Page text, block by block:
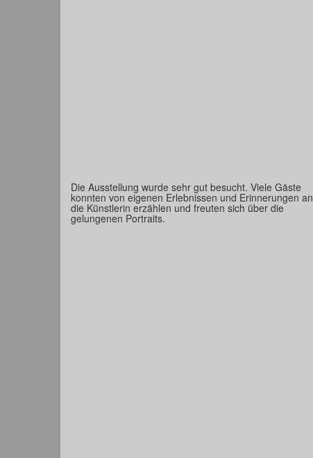
Die Ausstellung wurde sehr gut besucht. Viele Gäste
konnten von eigenen Erlebnissen und Erinnerungen an
die Künstlerin erzählen und freuten sich über die
gelungenen Portraits.